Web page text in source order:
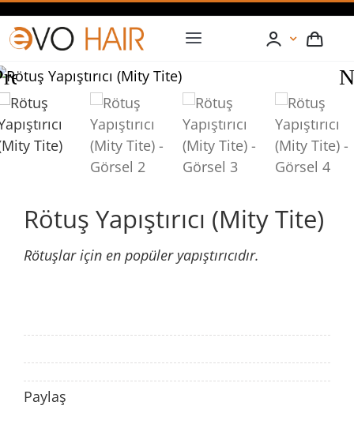
to
content
Toggle
ANASAYFA
HAKKIMIZDA
GALERİ
Rötuş Yapıştırıcı (Mity Tite)
Rötuşlar için en popüler yapıştırıcıdır.
Paylaş